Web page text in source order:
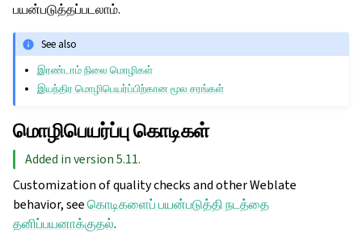
பயன்படுத்தப்படலாம்.
See also
இரண்டாம் நிலை மொழிகள்
இயந்திர மொழிபெயர்ப்பிற்கான மூல சரங்கள்
மொழிபெயர்ப்பு கொடிகள்
Added in version 5.11.
Customization of quality checks and other Weblate
behavior, seeகொடிகளைப் பயன்படுத்தி நடத்தை
தனிப்பயனாக்குதல்.